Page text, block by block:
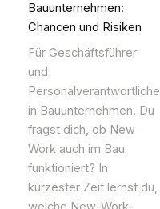
Bauunternehmen:
Chancen und Risiken
Für Geschäftsführer
und
Personalverantwortliche
in Bauunternehmen. Du
fragst dich, ob New
Work auch im Bau
funktioniert? In
kürzester Zeit lernst du,